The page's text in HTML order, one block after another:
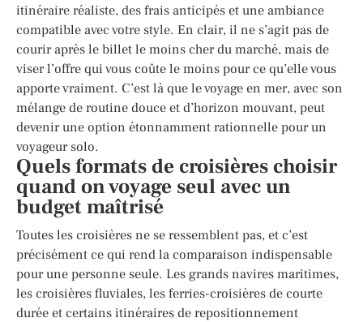
itinéraire réaliste, des frais anticipés et une ambiance
compatible avec votre style. En clair, il ne s’agit pas de
courir après le billet le moins cher du marché, mais de
viser l’offre qui vous coûte le moins pour ce qu’elle vous
apporte vraiment. C’est là que le voyage en mer, avec son
mélange de routine douce et d’horizon mouvant, peut
devenir une option étonnamment rationnelle pour un
voyageur solo.
Quels formats de croisières choisir
quand on voyage seul avec un
budget maîtrisé
Toutes les croisières ne se ressemblent pas, et c’est
précisément ce qui rend la comparaison indispensable
pour une personne seule. Les grands navires maritimes,
les croisières fluviales, les ferries-croisières de courte
durée et certains itinéraires de repositionnement